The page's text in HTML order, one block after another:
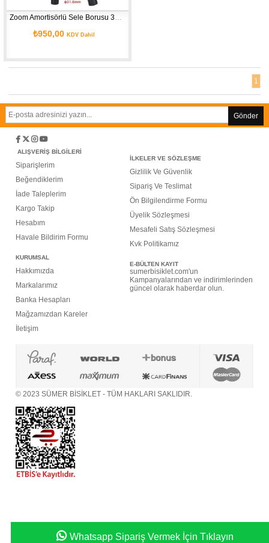
Zoom Amortisörlü Sele Borusu 31.6 mm
₺950,00 KDV Dahil
1
Gönder
ALIŞVERİŞ BİLGİLERİ
Siparişlerim
Beğendiklerim
İade Taleplerim
Kargo Takip
Hesabım
Havale Bildirim Formu
İLKELER VE SÖZLEŞME
Gizlilik Ve Güvenlik
Sipariş Ve Teslimat
Ön Bilgilendirme Formu
Üyelik Sözleşmesi
Mesafeli Satış Sözleşmesi
Kvk Politikamız
KURUMSAL
Hakkımızda
Markalarımız
Banka Hesapları
Mağzamızdan Kareler
İletişim
E-BÜLTEN KAYIT
sumerbisiklet.com'un
Kampanyalarından ve indirimlerinden
güncel olarak haberdar olun.
© 2023 SÜMER BİSİKLET - TÜM HAKLARI SAKLIDIR.
Whatsapp Sipariş Vermek İçin Tıklayın